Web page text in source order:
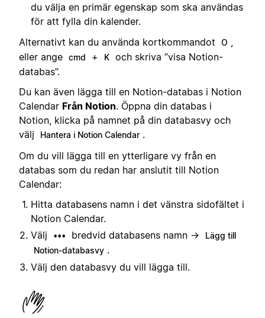
du välja en primär egenskap som ska användas
för att fylla din kalender.
Alternativt kan du använda kortkommandot
O
eller ange cmd + K och skriva ”visa Notion-
databas”.
Du kan även lägga till en Notion-databas i Notion
Calendar Från Notion. Öppna din databas i
Notion, klicka på namnet på din databasvy och
välj
Hantera i Notion Calendar .
Om du vill lägga till en ytterligare vy från en
databas som du redan har anslutit till Notion
Calendar:
Hitta databasens namn i det vänstra sidofältet i
Notion Calendar.
Välj
••• bredvid databasens namn →
Lägg till
Notion-databasvy .
Välj den databasvy du vill lägga till.